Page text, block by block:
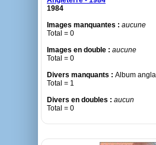
1984
Images manquantes : aucune
Total = 0
Images en double : aucune
Total = 0
Divers manquants : Album
Total = 1
Divers en doubles : aucun
Total = 0